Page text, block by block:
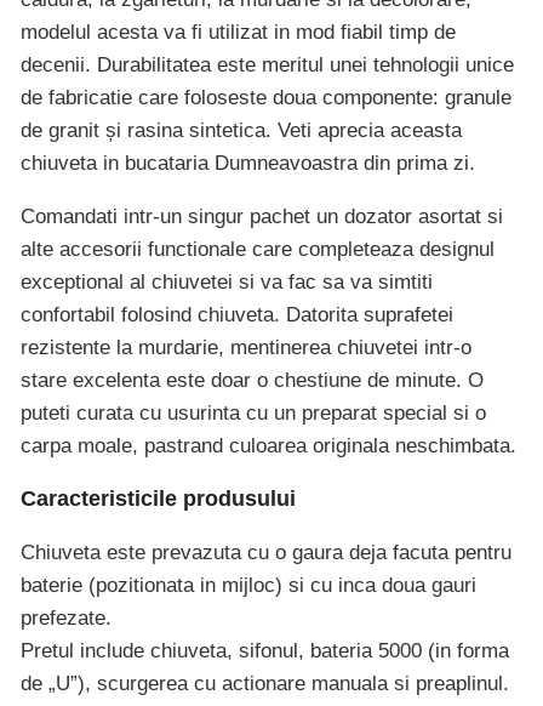
modelul acesta va fi utilizat in mod fiabil timp de
decenii. Durabilitatea este meritul unei tehnologii unice
de fabricatie care foloseste doua componente: granule
de granit și rasina sintetica. Veti aprecia aceasta
chiuveta in bucataria Dumneavoastra din prima zi.
Comandati intr-un singur pachet un dozator asortat si
alte accesorii functionale care completeaza designul
exceptional al chiuvetei si va fac sa va simtiti
confortabil folosind chiuveta. Datorita suprafetei
rezistente la murdarie, mentinerea chiuvetei intr-o
stare excelenta este doar o chestiune de minute. O
puteti curata cu usurinta cu un preparat special si o
carpa moale, pastrand culoarea originala neschimbata.
Caracteristicile produsului
Chiuveta este prevazuta cu o gaura deja facuta pentru
baterie (pozitionata in mijloc) si cu inca doua gauri
prefezate.
Pretul include chiuveta, sifonul, bateria 5000 (in forma
de „U”), scurgerea cu actionare manuala si preaplinul.